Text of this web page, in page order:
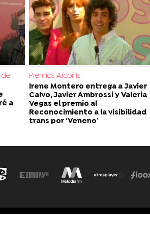
de
a
Premios Arcoíris
Irene Montero entrega a Javier
Calvo, Javier Ambrossi y Valeria
Vegas el premio al
Reconocimiento a la visibilidad
trans por ‘Veneno’